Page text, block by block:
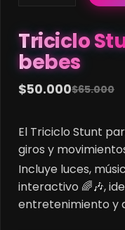
para
bebes
cantidad
Triciclo
bebes
$65.000
Original
was:
$65.000.
$50.000Current
is:
$50.000.
El Triciclo Stunt
giros y
Incluye luces,
interactivo 🌈🎶,
entretenimiento y